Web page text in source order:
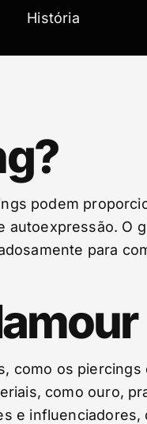
História
podem
autoexpressão. O
para
como os piercings
como ouro,
e influenciadores,